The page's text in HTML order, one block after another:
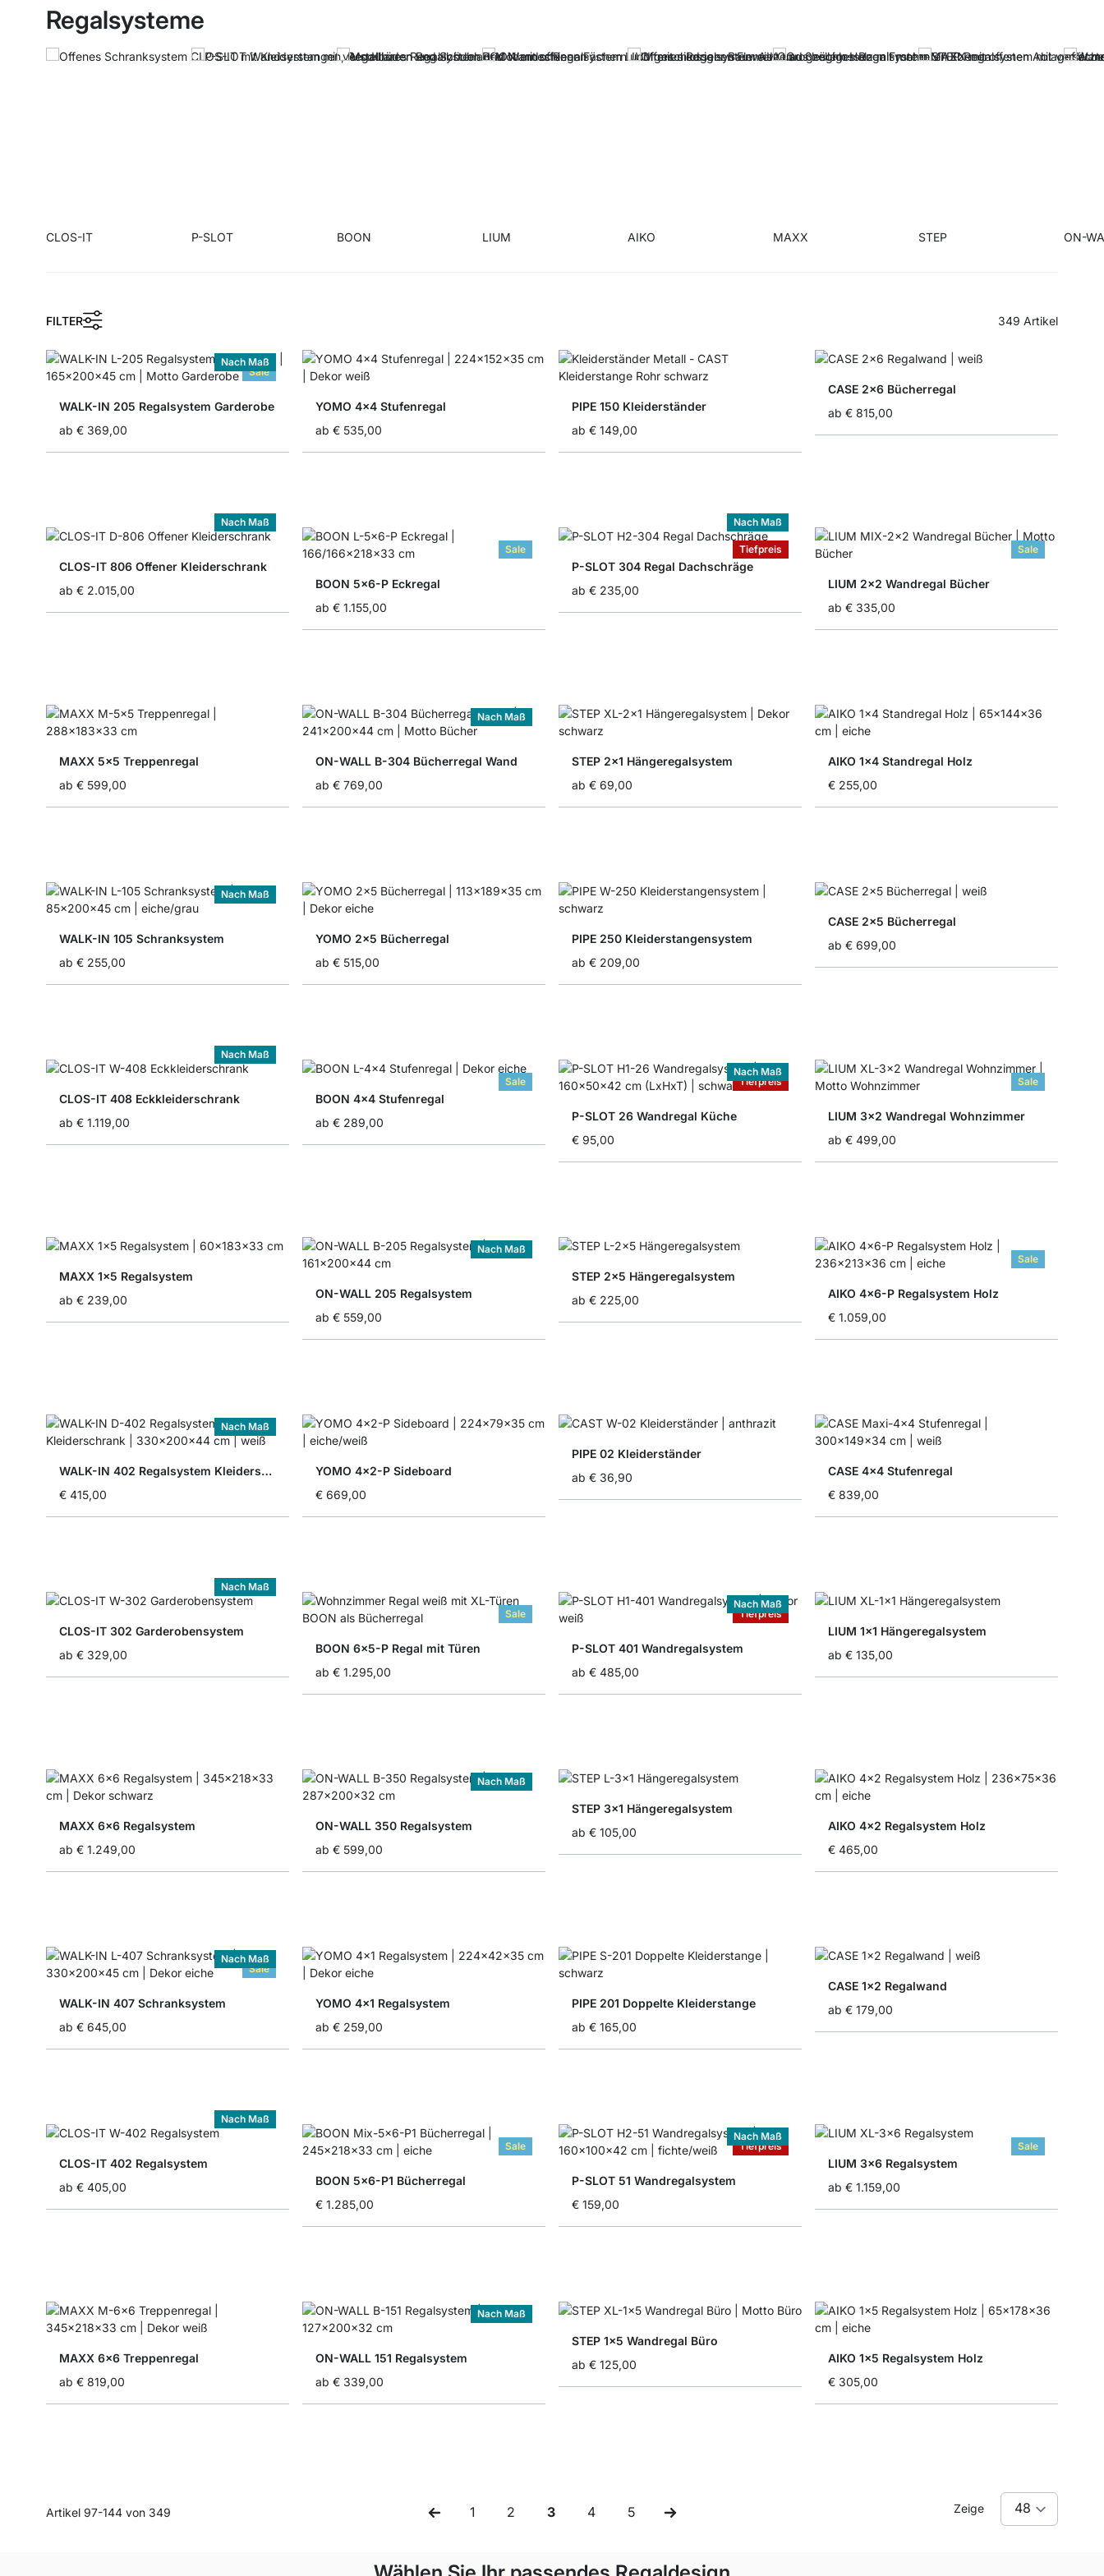
Regalsysteme
CLOS-IT P-SLOT BOON LIUM AIKO MAXX STEP ON-
FILTER 349 Artikel
Sale
Nach Maß
WALK-IN 205 Regalsystem Garderobe
ab € 369,00
YOMO 4x4 Stufenregal
ab € 535,00
PIPE 150 Kleiderständer
ab € 149,00
CASE 2x6 Bücherregal
ab € 815,00
Nach Maß
CLOS-IT 806 Offener Kleiderschrank
ab € 2.015,00
Sale
BOON 5x6-P Eckregal
ab € 1.155,00
Tiefpreis
Nach Maß
P-SLOT 304 Regal Dachschräge
ab € 235,00
Sale
LIUM 2x2 Wandregal Bücher
ab € 335,00
MAXX 5x5 Treppenregal
ab € 599,00
Nach Maß
ON-WALL B-304 Bücherregal Wand
ab € 769,00
STEP 2x1 Hängeregalsystem
ab € 69,00
AIKO 1x4 Standregal Holz
€ 255,00
Nach Maß
WALK-IN 105 Schranksystem
ab € 255,00
YOMO 2x5 Bücherregal
ab € 515,00
PIPE 250 Kleiderstangensystem
ab € 209,00
CASE 2x5 Bücherregal
ab € 699,00
Nach Maß
CLOS-IT 408 Eckkleiderschrank
ab € 1.119,00
Sale
BOON 4x4 Stufenregal
ab € 289,00
Tiefpreis
Nach Maß
P-SLOT 26 Wandregal Küche
€ 95,00
Sale
LIUM 3x2 Wandregal Wohnzimmer
ab € 499,00
MAXX 1x5 Regalsystem
ab € 239,00
Nach Maß
ON-WALL 205 Regalsystem
ab € 559,00
STEP 2x5 Hängeregalsystem
ab € 225,00
Sale
AIKO 4x6-P Regalsystem Holz
€ 1.059,00
Nach Maß
WALK-IN 402 Regalsystem Kleiderschrank
€ 415,00
YOMO 4x2-P Sideboard
€ 669,00
PIPE 02 Kleiderständer
ab € 36,90
CASE 4x4 Stufenregal
€ 839,00
Nach Maß
CLOS-IT 302 Garderobensystem
ab € 329,00
Sale
BOON 6x5-P Regal mit Türen
ab € 1.295,00
Tiefpreis
Nach Maß
P-SLOT 401 Wandregalsystem
ab € 485,00
LIUM 1x1 Hängeregalsystem
ab € 135,00
MAXX 6x6 Regalsystem
ab € 1.249,00
Nach Maß
ON-WALL 350 Regalsystem
ab € 599,00
STEP 3x1 Hängeregalsystem
ab € 105,00
AIKO 4x2 Regalsystem Holz
€ 465,00
Sale
Nach Maß
WALK-IN 407 Schranksystem
ab € 645,00
YOMO 4x1 Regalsystem
ab € 259,00
PIPE 201 Doppelte Kleiderstange
ab € 165,00
CASE 1x2 Regalwand
ab € 179,00
Nach Maß
CLOS-IT 402 Regalsystem
ab € 405,00
Sale
BOON 5x6-P1 Bücherregal
€ 1.285,00
Tiefpreis
Nach Maß
P-SLOT 51 Wandregalsystem
€ 159,00
Sale
LIUM 3x6 Regalsystem
ab € 1.159,00
MAXX 6x6 Treppenregal
ab € 819,00
Nach Maß
ON-WALL 151 Regalsystem
ab € 339,00
STEP 1x5 Wandregal Büro
ab € 125,00
AIKO 1x5 Regalsystem Holz
€ 305,00
Artikel 97-144 von 349 Seite
1 Seite
2 Sie lesen gerade Seite
3 Seite
4 Seite
5 Zeige